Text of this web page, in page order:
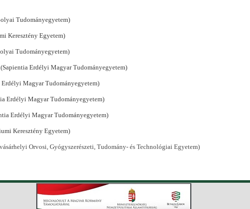
Tudományegyetem)
Keresztény Egyetem)
Tudományegyetem)
Erdélyi Magyar Tudományegyetem)
Erdélyi Magyar Tudományegyetem)
Erdélyi Magyar Tudományegyetem)
Erdélyi Magyar Tudományegyetem)
Keresztény Egyetem)
Orvosi, Gyógyszerészeti, Tudomány- és Technológiai Egyetem)